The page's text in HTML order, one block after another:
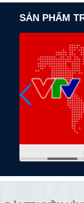
07:00 Tài
Nẻo
Tín
07:45
Sắc
Bền bỉ
Phụ
Phát
Tháng
Sứ
SẢN PHẨM